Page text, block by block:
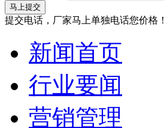
马上提交
提交电话，厂家马上单独电话您价格！
新闻首页
行业要闻
营销管理